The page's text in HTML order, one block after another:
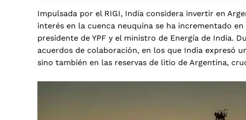
Impulsada por el RIGI, India considera invertir en
interés en la cuenca neuquina se ha incrementado
presidente de YPF y el ministro de Energía de India.
acuerdos de colaboración, en los que India expresó
sino también en las reservas de litio de Argentina,